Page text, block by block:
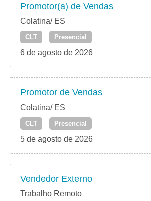
Promotor(a) de Vendas
Colatina/ ES
CLT Presencial
6 de agosto de 2026
Promotor de Vendas
Colatina/ ES
CLT Presencial
5 de agosto de 2026
Vendedor Externo
Trabalho Remoto